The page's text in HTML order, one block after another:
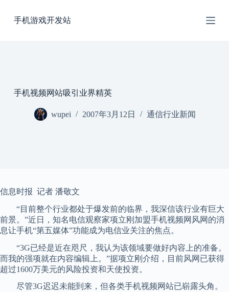
过
手机游戏开发站
手机视频网站吸引业界精英
wupei 2007年3月12日 通信行业新闻
信息时报 记者 潘敬文
“目前整个行业都处于爆发前的临界，我深信该行业有巨大
前景。”近日，知名电信观察家项立刚加盟手机视频网风网的消
息让手机“第五媒体”功能成为电信业关注的焦点。
“3G已经是近在咫尺，我认为该领域要做好内容上的准备。
而我的强项就在内容编辑上。”据项立刚介绍，目前风网已获得
超过1600万美元的风险投资和天使投资。
尽管3G迟迟未能到来，但各类手机视频网站已崭露头角。